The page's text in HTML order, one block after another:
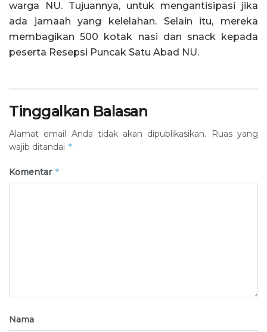
warga NU. Tujuannya, untuk mengantisipasi jika
ada jamaah yang kelelahan. Selain itu, mereka
membagikan 500 kotak nasi dan snack kepada
peserta Resepsi Puncak Satu Abad NU.
Tinggalkan Balasan
Alamat email Anda tidak akan dipublikasikan.
Ruas yang
wajib ditandai *
Komentar *
Nama